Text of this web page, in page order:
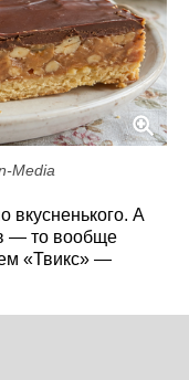
Media
вкусненького. А
— то вообще
«Твикс» —